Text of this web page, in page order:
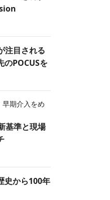
注目される
のPOCUSを
早期介入をめ
基準と現場
史から100年